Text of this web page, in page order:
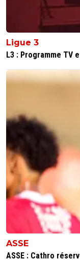
Ligue 3
L3 : Programme TV
ASSE
ASSE : Cathro